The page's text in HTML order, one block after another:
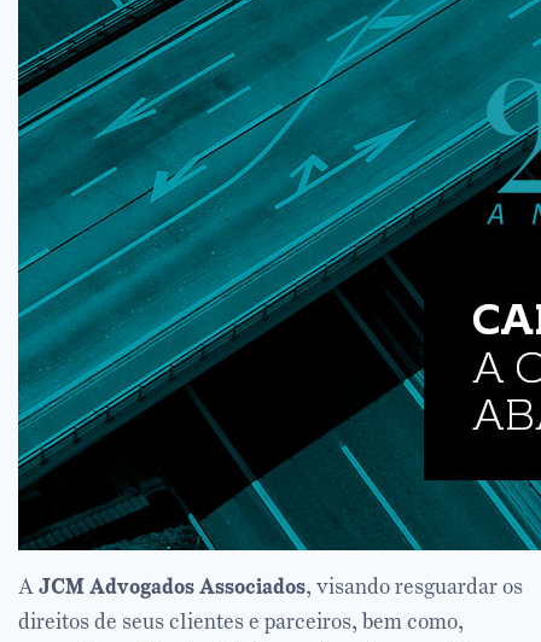
AJCM Advogados Associados, visando resguardar os
direitos de seus clientes e parceiros, bem como,